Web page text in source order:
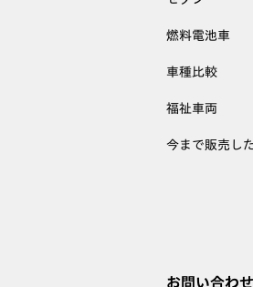
燃料電池車
車種比較
福祉車両
今まで販売し
お問い合わせ